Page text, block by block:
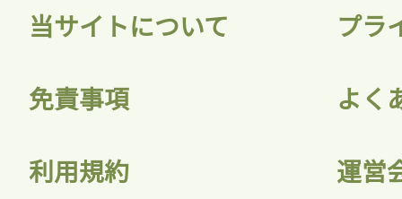
当サイトについて プラ
免責事項 よく
利用規約 運営